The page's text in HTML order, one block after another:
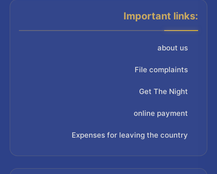
Important links:
about us
File complaints
Get The Night
online payment
Expenses for leaving the country